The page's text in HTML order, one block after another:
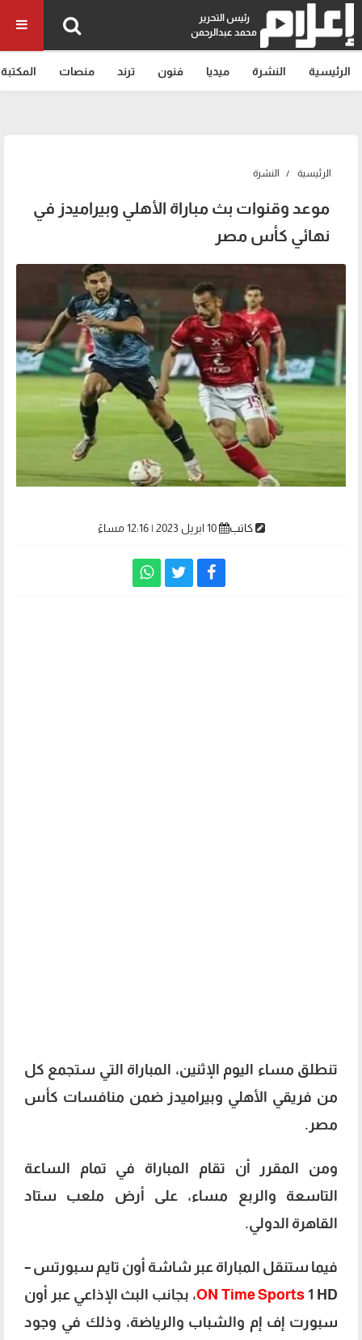
رئيس التحرير
محمد عبدالرحمن
الرئيسية النشرة ميديا فنون ترند منصات المكتبة
الرئيسية النشرة
موعد وقنوات بث مباراة الأهلي وبيراميدز في
نهائي كأس مصر
كاتب 10 ابريل 2023 | 12:16 مساءً
تنطلق مساء اليوم الإثنين، المباراة التي ستجمع كل
من فريقي الأهلي وبيراميدز ضمن منافسات كأس
مصر.
ومن المقرر أن تقام المباراة في تمام الساعة
التاسعة والربع مساء، على أرض ملعب ستاد
القاهرة الدولي.
فيما ستنقل المباراة عبر شاشة أون تايم سبورتس –
ON Time Sports1 HD، بجانب البث الإذاعي عبر أون
سبورت إف إم والشباب والرياضة، وذلك في وجود